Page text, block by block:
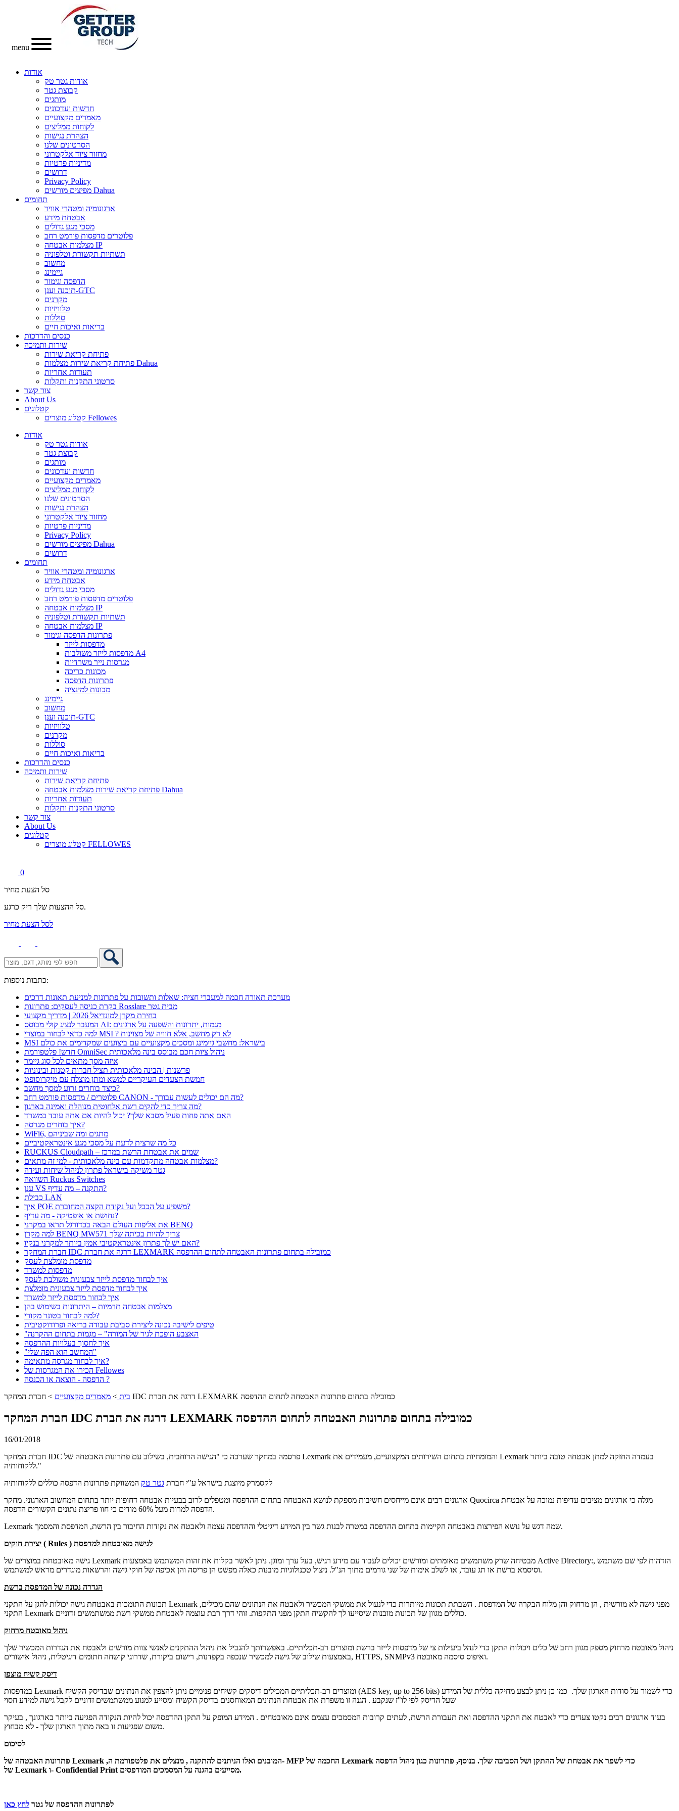
menu
אודות
אודות גטר טק
קבוצת גטר
מותגים
חדשות ועדכונים
מאמרים מקצועיים
לקוחות ממליצים
הצהרת נגישות
הסרטונים שלנו
מחזור ציוד אלקטרוני
מדיניות פרטיות
דרושים
Privacy Policy
מפיצים מורשים Dahua
תחומים
ארגונומיה ומטהרי אוויר
אבטחת מידע
מסכי מגע גדולים
פלוטרים מדפסות פורמט רחב
מצלמות אבטחה IP
תשתיות תקשורת וטלפוניה
מחשוב
גיימינג
הדפסה וגימור
תוכנה וענן-GTC
מקרנים
טלוויזיות
סוללות
בריאות ואיכות חיים
כנסים והדרכות
שירות ותמיכה
פתיחת קריאת שירות
פתיחת קריאת שירות מצלמות Dahua
תעודות אחריות
סרטוני התקנות ותקלות
צור קשר
About Us
קטלוגים
קטלוג מוצרים Fellowes
אודות
אודות גטר טק
קבוצת גטר
מותגים
חדשות ועדכונים
מאמרים מקצועיים
לקוחות ממליצים
הסרטונים שלנו
הצהרת נגישות
מחזור ציוד אלקטרוני
מדיניות פרטיות
Privacy Policy
מפיצים מורשים Dahua
דרושים
תחומים
ארגונומיה ומטהרי אוויר
אבטחת מידע
מסכי מגע גדולים
פלוטרים מדפסות פורמט רחב
מצלמות אבטחה IP
תשתיות תקשורת וטלפוניה
מצלמות אבטחה IP
פתרונות הדפסה וגימור
מדפסות לייזר
מדפסות לייזר משולבות A4
מגרסות נייר משרדיות
מכונות כריכה
פתרונות הדפסה
מכונות למינציה
גיימינג
מחשוב
תוכנה וענן-GTC
טלוויזיות
מקרנים
סוללות
בריאות ואיכות חיים
כנסים והדרכות
שירות ותמיכה
פתיחת קריאת שירות
פתיחת קריאת שירות מצלמות אבטחה Dahua
תעודות אחריות
סרטוני התקנות ותקלות
צור קשר
About Us
קטלוגים
קטלוג מוצרים FELLOWES
0
סל הצעת מחיר
סל ההצעות שלך ריק כרגע.
לסל הצעת מחיר
כתבות נוספות:
מערכת תאורה חכמה למעברי חציה: שאלות ותשובות על פתרונות למניעת תאונות דרכים
בקרת כניסה לעסקים: פתרונות Rosslare מבית גטר
בחירת מקרן למונדיאל 2026 | מדריך מקצועי
המעבר לנציג קולי מבוסס AI: מגמות, יתרונות והשפעה על ארגונים
למה כדאי לבחור במוצרי MSI ? לא רק מחשב, אלא חוויה של מצוינות
MSI בישראל: מחשבי גיימינג ומסכים מקצועיים עם ביצועים שמקדימים את כולם
חדש! פלטפורמת OmniSec ניהול ציות חכם מבוסס בינה מלאכותית
איזה מסך מתאים לכל סוג גיימר
פרשנות | הבינה מלאכותית תציל חברות קטנות ובינוניות
חמשת הצעדים העיקריים למשא ומתן מוצלח עם מיקרוסופט
כיצד בוחרים זרוע למסך מחשב?
פלוטרים / מדפסות פורמט רחב CANON - מה הם יכולים לעשות עבורך?
מה צריך כדי להקים רשת אלחוטית מנוהלת ואמינה בארגון?
האם אתה פחות פעיל מסבא שלך? יכול להיות אם אתה עובד במשרד
איך בוחרים מגרסה?
WiFi6, מתגים ומה שביניהם
כל מה שרצית לדעת על מסכי מגע אינטראקטיביים
RUCKUS Cloudpath – שמים את אבטחת הרשת במרכז
מצלמות אבטחה מתקדמות עם בינה מלאכותית - למי זה מתאים?
גטר משיקה בישראל פתרון לניהול שיחות ועידה
השוואה Ruckus Switches
ענן VS התקנה – מה עדיף?
כבילת LAN
איך POE משפיע על הכבל ועל נקודת הקצה המחוברת?
נחושת או אופטיקה - מה עדיף?
את אליפות העולם הבאה בכדורגל תראו במקרני BENQ
למה מקרן BENQ MW571 צריך להיות בכיתה שלך
האם יש לך פתרון אינטראקטיבי אמין ביותר למקרני בנקיו?
חברת המחקר IDC דרגה את חברת LEXMARK כמובילה בתחום פתרונות האבטחה לתחום ההדפסה
מדפסת מומלצת לעסק
מדפסות למשרד
איך לבחור מדפסת לייזר צבעונית משולבת לעסק
איך לבחור מדפסת לייזר צבעונית מומלצת
איך לבחור מדפסת לייזר למשרד
מצלמות אבטחה תרמיות – היתרונות בשימוש בהן
למה לבחור בטונר מקורי?
טיפים לישיבה נכונה ליצירת סביבת עבודה בריאה ופרודוקטיבית
"האצבע הופכת לגיר של המורה" – מגמות בתחום ההקרנה
איך לחסוך בעלויות ההדפסה
"המחשב הוא הפה שלי"
איך לבחור מגרסה מתאימה?
הכירו את המגרסות של Fellowes
הדפסה - הוצאה או הכנסה ?
בית > מאמרים מקצועיים > חברת המחקר IDC דרגה את חברת LEXMARK כמובילה בתחום פתרונות האבטחה לתחום ההדפסה
חברת המחקר IDC דרגה את חברת LEXMARK כמובילה בתחום פתרונות האבטחה לתחום ההדפסה
16/01/2018
חברת המחקר IDC פרסמה במחקר שערכה כי "הגישה הרוחבית, בשילוב עם פתרונות האבטחה של Lexmark והמומחיות בתחום השירותים המקצועיים, מעמידים את Lexmark בעמדה החזקה למתן אבטחה טובה ביותר
ללקוחותיה."
לקסמרק מיוצגת בישראל ע"י חברת גטר טק המשווקת פתרונות הדפסה כוללים ללקוחותיה
ארגונים רבים אינם מייחסים חשיבות מספקת לנושא האבטחה בתחום ההדפסה ומטפלים לרוב בבעיות אבטחה דחופות יותר בתחום המחשוב הארגוני. מחקר Quocirca מגלה כי ארגונים מציבים עדיפות נמוכה על אבטחת
הדפסה למרות מעל 60% מודים כי חוו פריצת נתונים הקשורים הדפסה.
Lexmark שמה דגש על נושא הפירצות באבטחה הקיימות בתחום ההדפסה במטרה לבנות גשר בין המידע דיגיטלי וההדפסה עצמה ולאבטח את נקודות החיבור בין הרשת, המדפסת והמסמך.
יצירת חוקים ( Rules
) לגישה מאובטחת למדפסת
גישה מאובטחת במוצרים של Lexmark מבטיחה שרק משתמשים מאומתים ומורשים יכולים לעבוד עם מידע רגיש, בעל ערך ומוגן. ניתן לאשר בקלות את זהות המשתמש באמצעות Active Directory:, הזדהות לפי שם משתמש
וסיסמא ברשת או תג עובד, או לשלב אימות של שני גורמים מתוך הנ"ל. ניצול טכנולוגיות מובנות כאלה מפשט הן פריסה והן אכיפה של חוקי גישה והרשאות מוגדרים מראש למשתמש.
הגדרה נכונה של המדפסת ברשת
תכונות התומכות באבטחת גישה יכולות להגן על התקני Lexmark מפני גישה לא מורשית , הן מרחוק והן מלוח הבקרה של המדפסת . השבתת תכונות מיותרות כדי לנעול את ממשקי המכשיר ולאבטח את הנתונים שהם מכילים,
התקני Lexmark כוללים מגוון של תכונות מובנות שיסייעו לך להקשיח התקן מפני התקפות. זוהי דרך רבת עוצמה לאבטחת ממשקי רשת ממשתמשים זדוניים.
ניהול מאובטח מרחוק
ניהול מאובטח מרחוק מספק מגוון רחב של כלים ויכולות התקן כדי לנהל ביעילות צי של מדפסות לייזר ברשת ומוצרים רב-תכליתיים. באפשרותך להגביל את ניהול ההתקנים לאנשי צוות מורשים ולאבטח את הגדרות המכשיר שלך
באמצעות שילוב של גישה למכשיר שנכפה בקפדנות, רישום ביקורת, שדרוגי קושחה חתומים דיגיטלית, ניהול אישורים, HTTPS, SNMPv3 ואיפוס סיסמה מאובטח.
דיסק קשיח מוצפן
במדפסות Lexmark ומוצרים רב-תכליתיים המכילים דיסקים קשיחים פנימיים ניתן להצפין את הנתונים שבדיסק הקשיח (AES key, up to 256 bits) כדי לשמור על סודות הארגון שלך. כמו כן ניתן לבצע מחיקה כללית של המידע
שעל הדיסק לפי לו"ז שנקבע . הגנה זו משפרת את אבטחת הנתונים המאוחסנים בדיסק הקשיח ומסייע למנוע ממשתמשים זדוניים לקבל גישה למידע חסוי
בעוד ארגונים רבים נקטו צעדים כדי לאבטח את התקני ההדפסה ואת תעבורת הרשת, לעתים קרובות המסמכים עצמם אינם מאובטחים . המידע המופק על התקן ההדפסה יכול להיות הנקודה הפגיעה ביותר בארגונך , בעיקר
משום שפגיעות זו באה מתוך הארגון שלך - לא מבחוץ.
לסיכום
Lexmark ,המובנים ואלו הניתנים להתקנה , מנצלים את פלטפורמת ה- MFP Lexmark
Lexmark ו- Confidential Print מסייעים בהגנה על המסמכים המודפסים.
לפתרונות ההדפסה של גטר לחץ כאן